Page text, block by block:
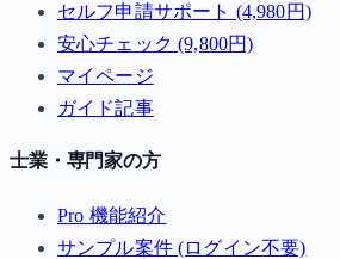
セルフ申請サポート (4,980円)
安心チェック (9,800円)
マイページ
ガイド記事
士業・専門家の方
Pro 機能紹介
サンプル案件 (ログイン不要)